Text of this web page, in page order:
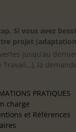
Si vous avez
projet
jusqu’au
la
PRATIQUES
charge
et Références